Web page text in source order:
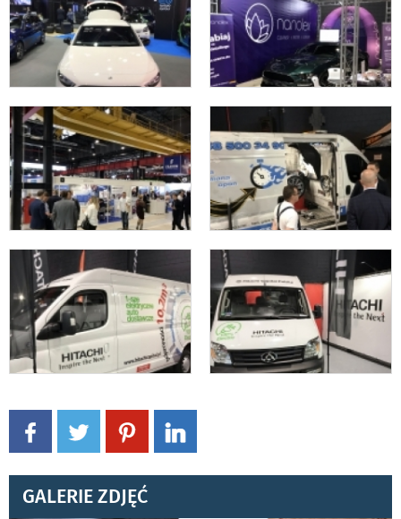
GALERIE ZDJĘĆ